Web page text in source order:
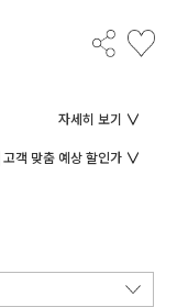
자세히 보기
고객 맞춤 예상 할인가